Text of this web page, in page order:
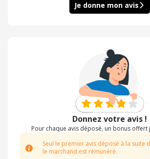
Je donne mon avis
Donnez votre avis !
Pour chaque avis déposé, un bonus offert
Seul le premier avis déposé à la suite
le marchand est rémunéré.